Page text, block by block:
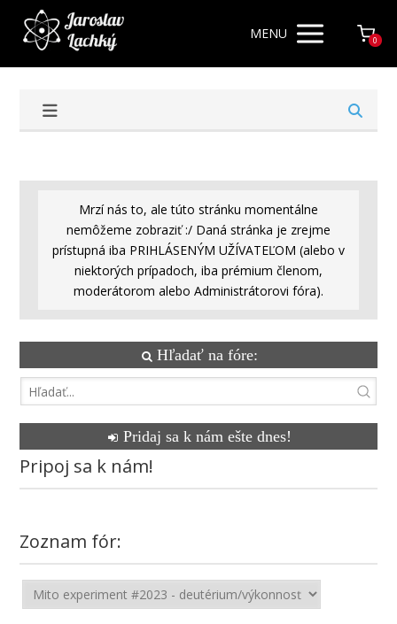
MENU 0
Mrzí nás to, ale túto stránku momentálne
nemôžeme zobraziť :/ Daná stránka je zrejme
prístupná iba PRIHLÁSENÝM UŽÍVATEĽOM (alebo v
niektorých prípadoch, iba prémium členom,
moderátorom alebo Administrátorovi fóra).
Hľadať na fóre:
Pridaj sa k nám ešte dnes!
Pripoj sa k nám!
Zoznam fór: